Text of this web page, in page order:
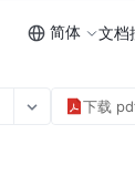
简体 文档
下载